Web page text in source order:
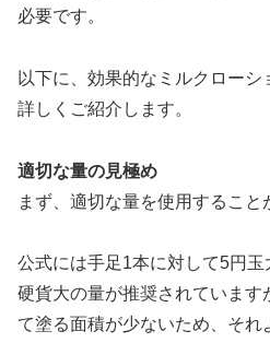
必要です。
以下に、効果的なミルクロー
詳しくご紹介します。
適切な量の見極め
まず、適切な量を使用すること
公式には手足1本に対して5円
硬貨大の量が推奨されていま
て塗る面積が少ないため、それ